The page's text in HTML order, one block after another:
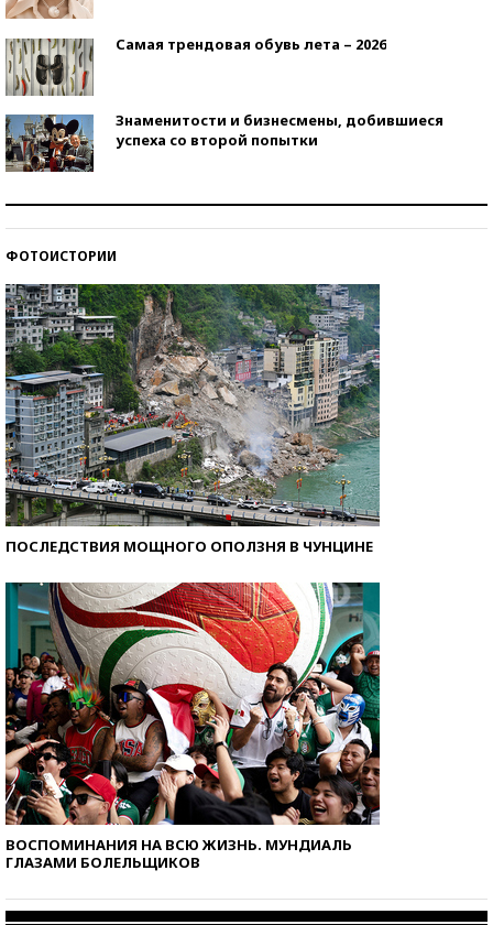
Самая трендовая обувь лета – 2026
Знаменитости и бизнесмены, добившиеся
успеха со второй попытки
ФОТОИСТОРИИ
ПОСЛЕДСТВИЯ МОЩНОГО ОПОЛЗНЯ В ЧУНЦИНЕ
ВОСПОМИНАНИЯ НА ВСЮ ЖИЗНЬ. МУНДИАЛЬ
ГЛАЗАМИ БОЛЕЛЬЩИКОВ